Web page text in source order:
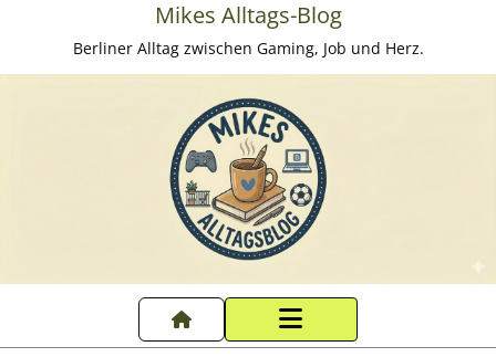
Mikes Alltags-Blog
Berliner Alltag zwischen Gaming, Job und Herz.